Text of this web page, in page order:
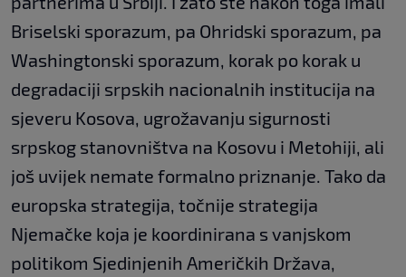
Briselski sporazum, pa Ohridski sporazum, pa
Washingtonski sporazum, korak po korak u
degradaciji srpskih nacionalnih institucija na
sjeveru Kosova, ugrožavanju sigurnosti
srpskog stanovništva na Kosovu i Metohiji, ali
još uvijek nemate formalno priznanje. Tako da
europska strategija, točnije strategija
Njemačke koja je koordinirana s vanjskom
politikom Sjedinjenih Američkih Država,